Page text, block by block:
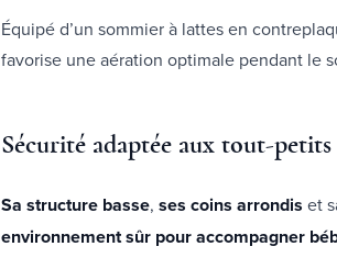
Équipé d’un sommier à lattes en
favorise une aération optimale pendant le
Sécurité adaptée aux tout-petits
Sa structure basse, ses coins arrondis et
environnement sûr pour accompagner